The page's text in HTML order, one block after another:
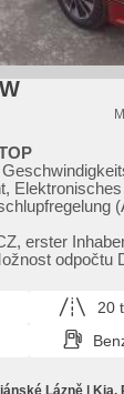
pruhu,
der
denní svícení,
Alufelgen,
zadní,
erster
odpočtu
20
Lázně | Kia,